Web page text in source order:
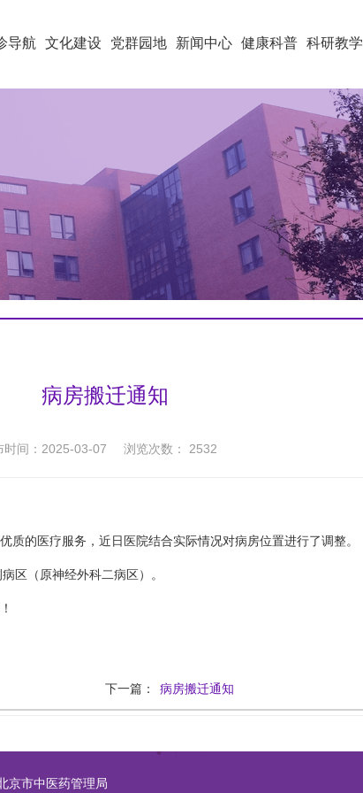
导航 文化建设 党群园地 新闻中心 健康科普 科研教学
病房搬迁通知
时间：2025-03-07 浏览次数： 2532
质的医疗服务，近日医院结合实际情况对病房位置进行了调整。
区（原神经外科二病区 ）。
下一篇： 病房搬迁通知
京市中医药管理局